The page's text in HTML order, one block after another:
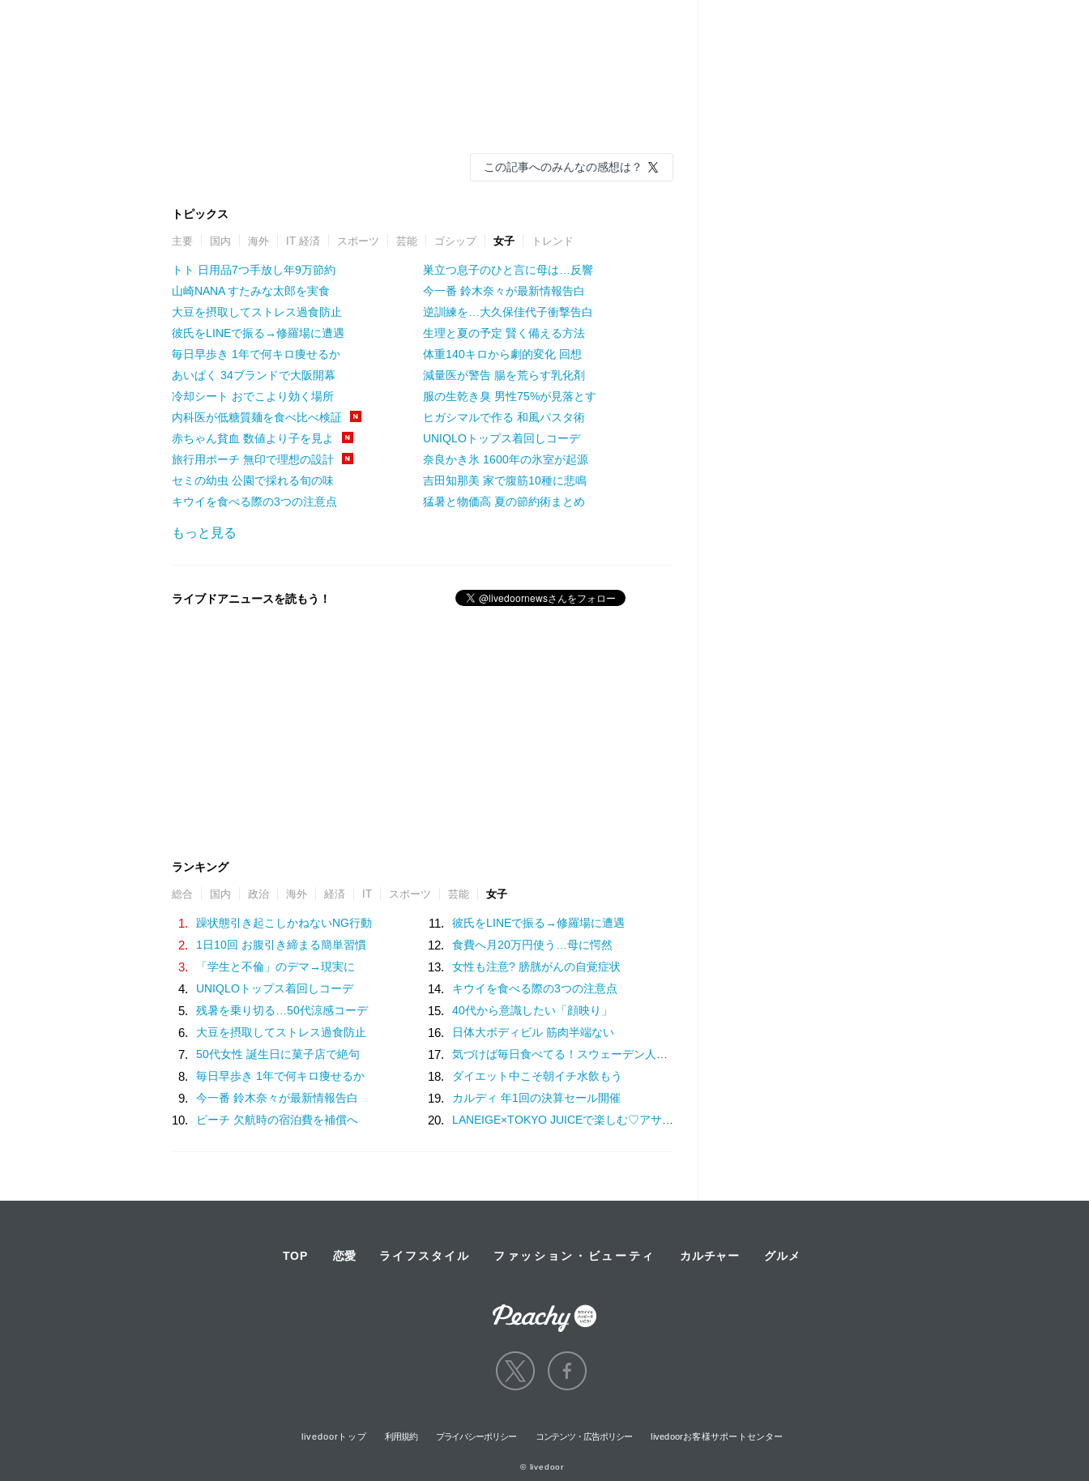
この記事へのみんなの感想は？
トピックス
主要 国内 海外 IT 経済 スポーツ 芸能 ゴシップ 女子 トレンド
トト 日用品7つ手放し年9万節約
山崎NANA すたみな太郎を実食
大豆を摂取してストレス過食防止
彼氏をLINEで振る→修羅場に遭遇
毎日早歩き 1年で何キロ痩せるか
あいぱく 34ブランドで大阪開幕
冷却シート おでこより効く場所
内科医が低糖質麺を食べ比べ検証
赤ちゃん貧血 数値より子を見よ
旅行用ポーチ 無印で理想の設計
セミの幼虫 公園で採れる旬の味
キウイを食べる際の3つの注意点
巣立つ息子のひと言に母は…反響
今一番 鈴木奈々が最新情報告白
逆訓練を…大久保佳代子衝撃告白
生理と夏の予定 賢く備える方法
体重140キロから劇的変化 回想
減量医が警告 腸を荒らす乳化剤
服の生乾き臭 男性75%が見落とす
ヒガシマルで作る 和風パスタ術
UNIQLOトップス着回しコーデ
奈良かき氷 1600年の氷室が起源
吉田知那美 家で腹筋10種に悲鳴
猛暑と物価高 夏の節約術まとめ
もっと見る
ライブドアニュースを読もう！
ランキング
総合 国内 政治 海外 経済 IT スポーツ 芸能 女子
1. 躁状態引き起こしかねないNG行動
2. 1日10回 お腹引き締まる簡単習慣
3. 「学生と不倫」のデマ→現実に
4. UNIQLOトップス着回しコーデ
5. 残暑を乗り切る…50代涼感コーデ
6. 大豆を摂取してストレス過食防止
7. 50代女性 誕生日に菓子店で絶句
8. 毎日早歩き 1年で何キロ痩せるか
9. 今一番 鈴木奈々が最新情報告白
10. ピーチ 欠航時の宿泊費を補償へ
11. 彼氏をLINEで振る→修羅場に遭遇
12. 食費へ月20万円使う…母に愕然
13. 女性も注意? 膀胱がんの自覚症状
14. キウイを食べる際の3つの注意点
15. 40代から意識したい「顔映り」
16. 日体大ボディビル 筋肉半端ない
17. 気づけば毎日食べてる！スウェーデン人漫画家がリピートし続ける日本の定番食
18. ダイエット中こそ朝イチ水飲もう
19. カルディ 年1回の決算セール開催
20. LANEIGE×TOKYO JUICEで楽しむ♡アサイーマンゴースムージーの特別企画
TOP 恋愛 ライフスタイル ファッション・ビューティ カルチャー グルメ
livedoorトップ 利用規約 プライバシーポリシー コンテンツ・広告ポリシー livedoorお客様サポートセンター
© livedoor